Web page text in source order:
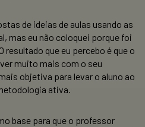
de ideias de aulas usando as
mas eu não coloquei porque foi
resultado que eu percebo é que o
muito mais com o seu
objetiva para levar o aluno ao
ativa.
base para que o professor